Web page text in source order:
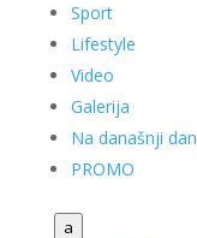
Sport
Lifestyle
Video
Galerija
Na današnji dan
PROMO
a